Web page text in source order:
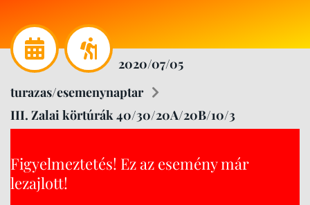
2020/07/05
turazas/esemenynaptar
III. Zalai körtúrák 40/30/20A/20B/10/3
Figyelmeztetés! Ez az esemény már
lezajlott!